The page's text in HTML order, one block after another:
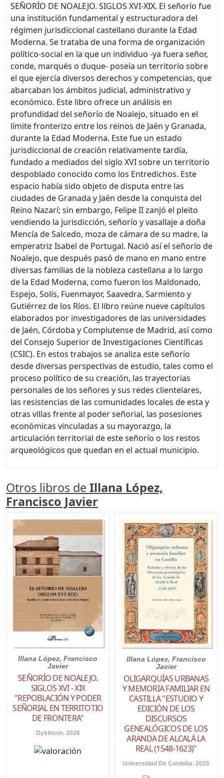
SEÑORÍO DE NOALEJO. SIGLOS XVI-XIX. El señorío fue
una institución fundamental y estructuradora del
régimen jurisdiccional castellano durante la Edad
Moderna. Se trataba de una forma de organización
político-social en la que un individuo -ya fuera señor,
conde, marqués o duque- poseía un territorio sobre
el que ejercía diversos derechos y competencias, que
abarcaban los ámbitos judicial, administrativo y
económico. Este libro ofrece un análisis en
profundidad del señorío de Noalejo, situado en el
límite fronterizo entre los reinos de Jaén y Granada,
durante la Edad Moderna. Este fue un estado
jurisdiccional de creación relativamente tardía,
fundado a mediados del siglo XVI sobre un territorio
despoblado conocido como los Entredichos. Este
espacio había sido objeto de disputa entre las
ciudades de Granada y Jaén desde la conquista del
Reino Nazarí; sin embargo, Felipe II zanjó el pleito
vendiendo la jurisdicción, señorío y vasallaje a doña
Mencía de Salcedo, moza de cámara de su madre, la
emperatriz Isabel de Portugal. Nació así el señorío de
Noalejo, que después pasó de mano en mano entre
diversas familias de la nobleza castellana a lo largo
de la Edad Moderna, como fueron los Maldonado,
Espejo, Solís, Fuenmayor, Saavedra, Sarmiento y
Gutiérrez de los Ríos. El libro reúne nueve capítulos
elaborados por investigadores de las universidades
de Jaén, Córdoba y Complutense de Madrid, así como
del Consejo Superior de Investigaciones Científicas
(CSIC). En estos trabajos se analiza este señorío
desde diversas perspectivas de estudio, tales como el
proceso político de su creación, las trayectorias
personales de los señores y sus redes clientelares,
las resistencias de las comunidades locales de esta y
otras villas frente al poder señorial, las posesiones
económicas vinculadas a su mayorazgo, la
articulación territorial de este señorío o los restos
arqueológicos que quedan en el actual municipio.
Otros libros de Illana López,
Francisco Javier
Illana López, Francisco
Javier
SEÑORÍO DE NOALEJO.
SIGLOS XVI - XIX
"REPOBLACIÓN Y PODER
SEÑORIAL EN TERRITOTIO
DE FRONTERA"
Dykinson. 2026
Illana López, Francisco
Javier
OLIGARQUÍAS URBANAS
Y MEMORIA FAMILIAR EN
CASTILLA "ESTUDIO Y
EDICIÓN DE LOS
DISCURSOS
GENEALÓGICOS DE LOS
ARANDA DE ALCALÁ LA
REAL (1548-1623)"
Universidad De Cordoba. 2025